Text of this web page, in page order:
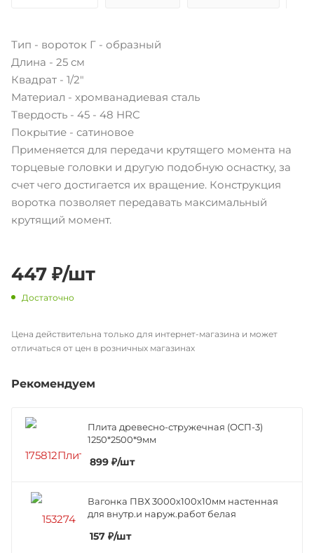
Тип - вороток Г - образный
Длина - 25 см
Квадрат - 1/2"
Материал - хромванадиевая сталь
Твердость - 45 - 48 HRC
Покрытие - сатиновое
Применяется для передачи крутящего момента на
торцевые головки и другую подобную оснастку, за
счет чего достигается их вращение. Конструкция
воротка позволяет передавать максимальный
крутящий момент.
447 ₽/шт
Достаточно
Цена действительна только для интернет-магазина и может
отличаться от цен в розничных магазинах
Рекомендуем
Плита древесно-стружечная (ОСП-3)
1250*2500*9мм
899 ₽/шт
Вагонка ПВХ 3000х100х10мм настенная
для внутр.и наруж.работ белая
157 ₽/шт